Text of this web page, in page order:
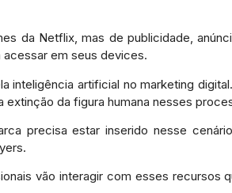
da Netflix, mas de publicidade,
em seus devices.
inteligência artificial no marketing
da figura humana nesses
precisa estar inserido nesse
vão interagir com esses recursos